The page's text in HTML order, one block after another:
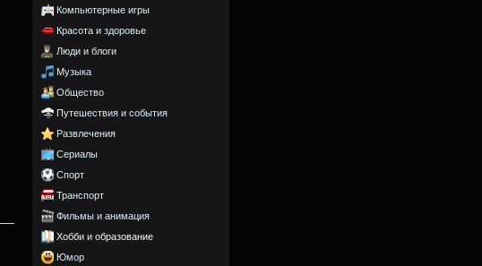
Компьютерные игры
Красота и здоровье
Люди и блоги
Музыка
Общество
Путешествия и события
Развлечения
Сериалы
Спорт
Транспорт
Фильмы и анимация
Хобби и образование
Юмор